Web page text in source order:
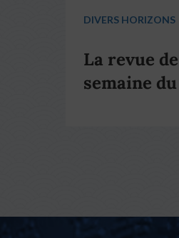
DIVERS HORIZONS
La revue
semaine